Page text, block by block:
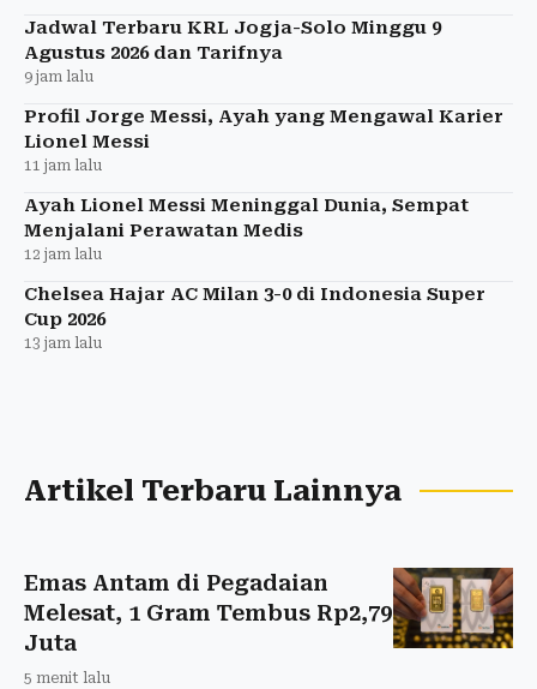
Jadwal Terbaru KRL Jogja-Solo Minggu 9
Agustus 2026 dan Tarifnya
9 jam lalu
Profil Jorge Messi, Ayah yang Mengawal Karier
Lionel Messi
11 jam lalu
Ayah Lionel Messi Meninggal Dunia, Sempat
Menjalani Perawatan Medis
12 jam lalu
Chelsea Hajar AC Milan 3-0 di Indonesia Super
Cup 2026
13 jam lalu
Artikel Terbaru Lainnya
Emas Antam di Pegadaian
Melesat, 1 Gram Tembus Rp2,79
Juta
5 menit lalu